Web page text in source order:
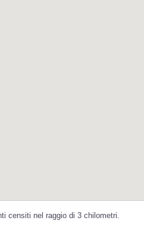
censiti nel raggio di 3 chilometri.